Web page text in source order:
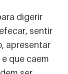
digerir
sentir
apresentar
que caem